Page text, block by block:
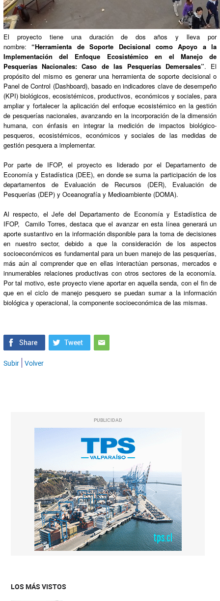
El proyecto tiene una duración de dos años y lleva por
nombre:
“Herramienta de Soporte Decisional como Apoyo a la
Implementación del Enfoque Ecosistémico en el Manejo de
Pesquerías Nacionales: Caso de las Pesquerías Demersales”. El
propósito del mismo es generar una herramienta de soporte decisional o
Panel de Control (Dashboard), basado en indicadores clave de desempeño
(KPI) biológicos, ecosistémicos, productivos, económicos y sociales, para
ampliar y fortalecer la aplicación del enfoque ecosistémico en la gestión
de pesquerías nacionales, avanzando en la incorporación de la dimensión
humana, con énfasis en integrar la medición de impactos biológico-
pesqueros, ecosistémicos, económicos y sociales de las medidas de
gestión pesquera a implementar.
Por parte de IFOP, el proyecto es liderado por el Departamento de
Economía y Estadística (DEE), en donde se suma la participación de los
departamentos de Evaluación de Recursos (DER), Evaluación de
Pesquerías (DEP) y Oceanografía y Medioambiente (DOMA).
Al respecto, el Jefe del Departamento de Economía y Estadística de
IFOP, Camilo Torres, destaca que el avanzar en esta línea generará un
aporte sustantivo en la información disponible para la toma de decisiones
en nuestro sector, debido a que la consideración de los aspectos
socioeconómicos es fundamental para un buen manejo de las pesquerías,
más aún al comprender que en ellas interactúan personas, mercados e
innumerables relaciones productivas con otros sectores de la economía.
Por tal motivo, este proyecto viene aportar en aquella senda, con el fin de
que en el ciclo de manejo pesquero se puedan sumar a la información
biológica y operacional, la componente socioeconómica de las mismas.
Subir Volver
PUBLICIDAD
LOS MÁS VISTOS